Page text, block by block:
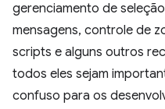
gerenciamento de
mensagens, controle de
scripts e alguns outros
todos eles sejam
confuso para os